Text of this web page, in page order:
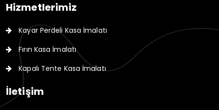
Hizmetlerimiz
Kayar Perdeli Kasa İmalatı
Fırın Kasa İmalatı
Kapalı Tente Kasa İmalatı
İletişim